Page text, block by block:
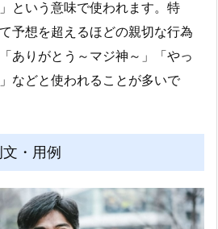
という意味で使われます。特
予想を超えるほどの親切な行為
ありがとう～マジ神～」「やっ
などと使われることが多いで
・用例